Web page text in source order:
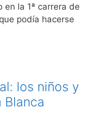
en la 1ª carrera de
podía hacerse
los niños y
Blanca